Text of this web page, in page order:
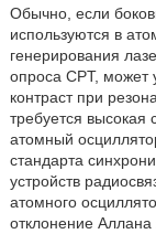
Обычно, если
используются в
генерирования
опроса CPT, может
контраст при
требуется высокая
атомный
стандарта
устройств
атомного
отклонение Аллана